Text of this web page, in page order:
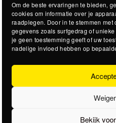
Om de beste ervaringen te bieden,
cookies om informatie over je
raadplegen. Door in te stemmen
gegevens zoals surfgedrag of
je geen toestemming geeft of uw
nadelige invloed hebben op
Bekijk